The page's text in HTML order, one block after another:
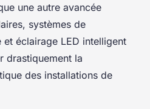
une autre avancée
systèmes de
éclairage LED intelligent
drastiquement la
des installations de